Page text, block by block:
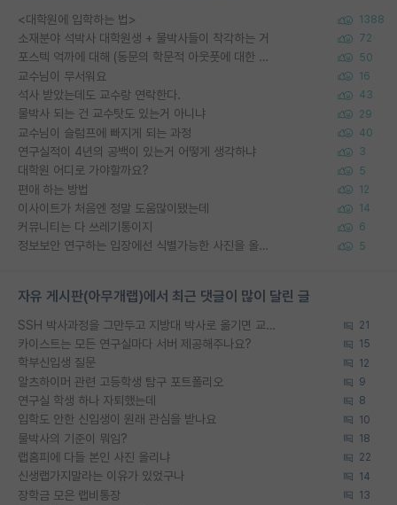
<대학원에 입학하는 법> 1388
소재분야 석박사 대학원생 + 물박사들이 착각하는 거 72
포스텍 억까에 대해 (동문의 학문적 아웃풋에 대한 반박) 50
교수님이 무서워요 16
석사 받았는데도 교수랑 연락한다. 43
물박사 되는 건 교수탓도 있는거 아니냐 29
교수님이 슬럼프에 빠지게 되는 과정 40
연구실적이 4년의 공백이 있는거 어떻게 생각하냐 3
대학원 어디로 가야할까요? 5
편애 하는 방법 12
이사이트가 처음엔 정말 도움많이됐는데 14
커뮤니티는 다 쓰레기통이지 6
정보보안 연구하는 입장에선 식별가능한 사진을 올리는건 비추이긴함 5
자유 게시판(아무개랩)에서 최근 댓글이 많이 달린 글
SSH 박사과정을 그만두고 지방대 박사로 옮기면 교수의 꿈은 끝일까요? 21
카이스트는 모든 연구실마다 서버 제공해주나요? 15
학부신입생 질문 12
알츠하이머 관련 고등학생 탐구 포트폴리오 9
연구실 학생 하나 자퇴했는데 8
입학도 안한 신입생이 원래 관심을 받나요 10
물박사의 기준이 뭐임? 18
랩홈피에 다들 본인 사진 올리냐 22
신생랩가지말라는 이유가 있었구나 14
장학금 모은 랩비통장 13